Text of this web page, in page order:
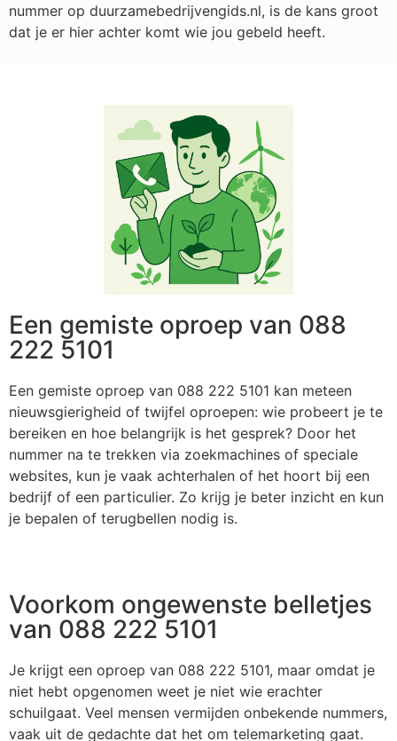
nummer op duurzamebedrijvengids.nl, is de kans groot
dat je er hier achter komt wie jou gebeld heeft.
Een gemiste oproep van 088
222 5101
Een gemiste oproep van 088 222 5101 kan meteen
nieuwsgierigheid of twijfel oproepen: wie probeert je te
bereiken en hoe belangrijk is het gesprek? Door het
nummer na te trekken via zoekmachines of speciale
websites, kun je vaak achterhalen of het hoort bij een
bedrijf of een particulier. Zo krijg je beter inzicht en kun
je bepalen of terugbellen nodig is.
Voorkom ongewenste belletjes
van 088 222 5101
Je krijgt een oproep van 088 222 5101, maar omdat je
niet hebt opgenomen weet je niet wie erachter
schuilgaat. Veel mensen vermijden onbekende nummers,
vaak uit de gedachte dat het om telemarketing gaat.